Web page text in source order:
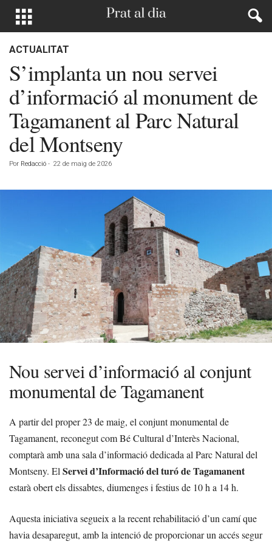
ACTUALITAT
S’implanta un nou servei
d’informació al monument de
Tagamanent al Parc Natural
del Montseny
Por Redacció - 22 de maig de 2026
Nou servei d’informació al conjunt
monumental de Tagamanent
A partir del proper 23 de maig, el conjunt monumental de
Tagamanent, reconegut com Bé Cultural d’Interès Nacional,
comptarà amb una sala d’informació dedicada al Parc Natural del
Montseny. El Servei d’Informació del turó de Tagamanent
estarà obert els dissabtes, diumenges i festius de 10 h a 14 h.
Aquesta iniciativa segueix a la recent rehabilitació d’un camí que
havia desaparegut, amb la intenció de proporcionar un accés segur